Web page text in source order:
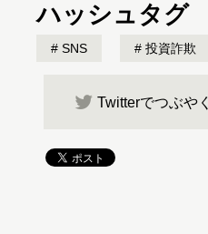
ハッシュタグ
SNS 投資詐欺
Twitterでつぶやく